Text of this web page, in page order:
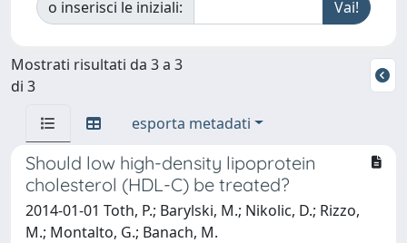
o inserisci le iniziali:
Mostrati risultati da 3 a 3
di 3
esporta metadati
Should low high-density lipoprotein
cholesterol (HDL-C) be treated?
2014-01-01 Toth, P.; Barylski, M.; Nikolic, D.; Rizzo,
M.; Montalto, G.; Banach, M.